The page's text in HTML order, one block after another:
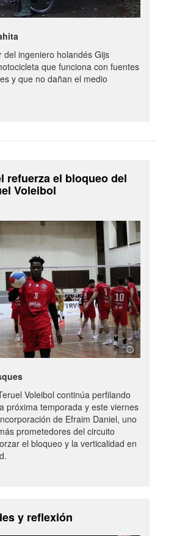
ingeniero holandés Gijs
que funciona con fuentes
y que no dañan el medio
refuerza el bloqueo del
Voleibol
Voleibol continúa perfilando
próxima temporada y este viernes
de Efraim Daniel, uno
prometedores del circuito
el bloqueo y la verticalidad en
y reflexión